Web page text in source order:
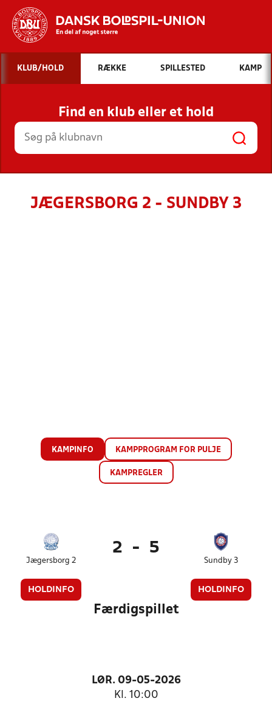
Hvad vil du søge efter?
INDHOLD OG NYHEDER
STILLINGER, RESULTATER, KLUBBER OG
HOLD
KLUB/HOLD RÆKKE SPILLESTED KAMP
Find en klub eller et hold
JÆGERSBORG 2 - SUNDBY 3
KAMPINFO KAMPPROGRAM FOR PULJE
KAMPREGLER
Jægersborg 2
HOLDINFO
2 - 5
Sundby 3
HOLDINFO
Færdigspillet
LØR. 09-05-2026
Kl. 10:00